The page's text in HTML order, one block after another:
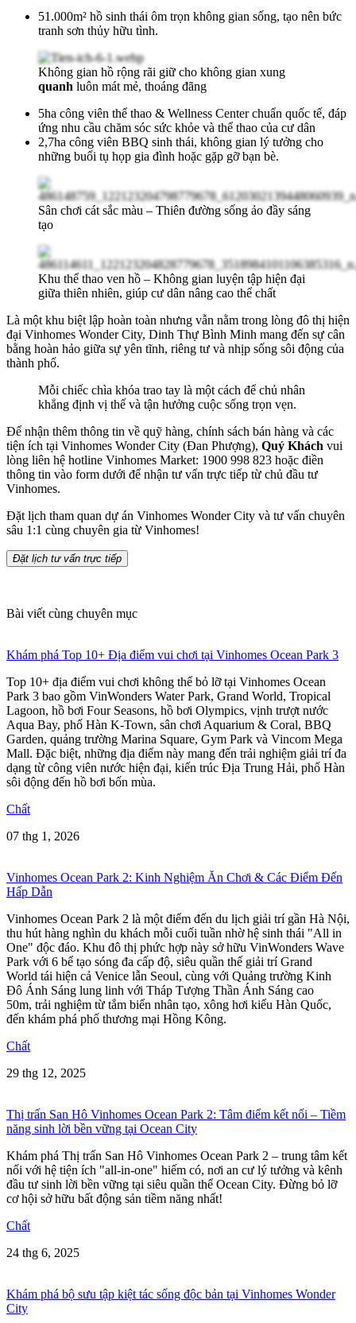
51.000m² hồ sinh thái ôm trọn không gian sống, tạo nên bức
tranh sơn thủy hữu tình.
Không gian hồ rộng rãi giữ cho không gian xung
quanh luôn mát mẻ, thoáng đãng
5ha công viên thể thao & Wellness Center chuẩn quốc tế, đáp
ứng nhu cầu chăm sóc sức khỏe và thể thao của cư dân
2,7ha công viên BBQ sinh thái, không gian lý tưởng cho
những buổi tụ họp gia đình hoặc gặp gỡ bạn bè.
Sân chơi cát sắc màu – Thiên đường sống ảo đầy sáng
tạo
Khu thể thao ven hồ – Không gian luyện tập hiện đại
giữa thiên nhiên, giúp cư dân nâng cao thể chất
Là một khu biệt lập hoàn toàn nhưng vẫn nằm trong lòng đô thị hiện
đại Vinhomes Wonder City, Dinh Thự Bình Minh mang đến sự cân
bằng hoàn hảo giữa sự yên tĩnh, riêng tư và nhịp sống sôi động của
thành phố.
Mỗi chiếc chìa khóa trao tay là một cách để chủ nhân
khẳng định vị thế và tận hưởng cuộc sống trọn vẹn.
Để nhận thêm thông tin về quỹ hàng, chính sách bán hàng và các
tiện ích tại Vinhomes Wonder City (Đan Phượng), Quý Khách vui
lòng liên hệ hotline Vinhomes Market: 1900 998 823 hoặc điền
thông tin vào form dưới để nhận tư vấn trực tiếp từ chủ đầu tư
Vinhomes.
Đặt lịch tham quan dự án Vinhomes Wonder City và tư vấn chuyên
sâu 1:1 cùng chuyên gia từ Vinhomes!
Đặt lịch tư vấn trực tiếp
Bài viết cùng chuyên mục
Khám phá Top 10+ Địa điểm vui chơi tại Vinhomes Ocean Park 3
Top 10+ địa điểm vui chơi không thể bỏ lỡ tại Vinhomes Ocean
Park 3 bao gồm VinWonders Water Park, Grand World, Tropical
Lagoon, hồ bơi Four Seasons, hồ bơi Olympics, vịnh trượt nước
Aqua Bay, phố Hàn K-Town, sân chơi Aquarium & Coral, BBQ
Garden, quảng trường Marina Square, Gym Park và Vincom Mega
Mall. Đặc biệt, những địa điểm này mang đến trải nghiệm giải trí đa
dạng từ công viên nước hiện đại, kiến trúc Địa Trung Hải, phố Hàn
sôi động đến hồ bơi bốn mùa.
Chất
07 thg 1, 2026
Vinhomes Ocean Park 2: Kinh Nghiệm Ăn Chơi & Các Điểm Đến
Hấp Dẫn
Vinhomes Ocean Park 2 là một điểm đến du lịch giải trí gần Hà Nội,
thu hút hàng nghìn du khách mỗi cuối tuần nhờ hệ sinh thái "All in
One" độc đáo. Khu đô thị phức hợp này sở hữu VinWonders Wave
Park với 6 bể tạo sóng đa cấp độ, siêu quần thể giải trí Grand
World tái hiện cả Venice lẫn Seoul, cùng với Quảng trường Kinh
Đô Ánh Sáng lung linh với Tháp Tượng Thần Ánh Sáng cao
50m, trải nghiệm từ tắm biển nhân tạo, xông hơi kiểu Hàn Quốc,
đến khám phá phố thương mại Hồng Kông.
Chất
29 thg 12, 2025
Thị trấn San Hô Vinhomes Ocean Park 2: Tâm điểm kết nối – Tiềm
năng sinh lời bền vững tại Ocean City
Khám phá Thị trấn San Hô Vinhomes Ocean Park 2 – trung tâm kết
nối với hệ tiện ích "all-in-one" hiếm có, nơi an cư lý tưởng và kênh
đầu tư sinh lời bền vững tại siêu quần thể Ocean City. Đừng bỏ lỡ
cơ hội sở hữu bất động sản tiềm năng nhất!
Chất
24 thg 6, 2025
Khám phá bộ sưu tập kiệt tác sống độc bản tại Vinhomes Wonder
City